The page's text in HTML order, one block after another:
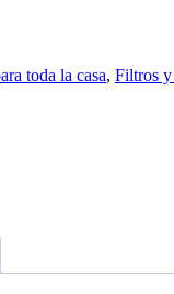
toda la casa, Filtros